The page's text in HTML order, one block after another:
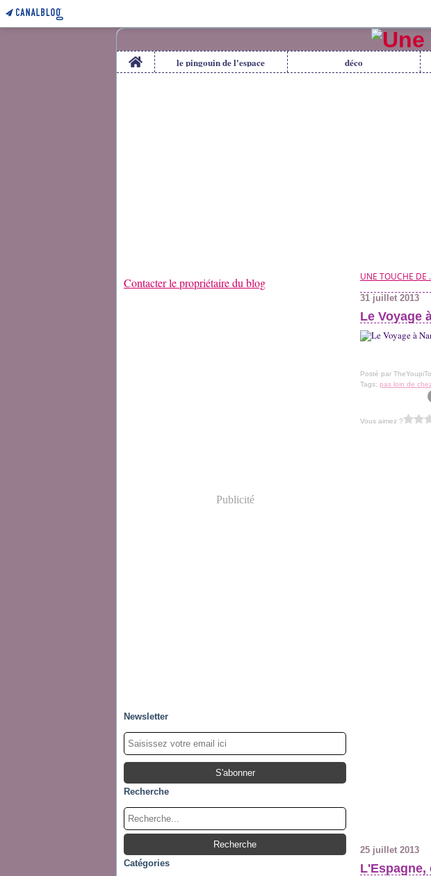
Home le pingouin de l'espace déco
Contacter le propriétaire du blog
Publicité
Newsletter
Recherche
Catégories
UNE TOUCHE DE
31 juillet 2013
Le Voyage
Posté par
Tags: pas loin de
Vous aimez ?
25 juillet 2013
L'Espagne,